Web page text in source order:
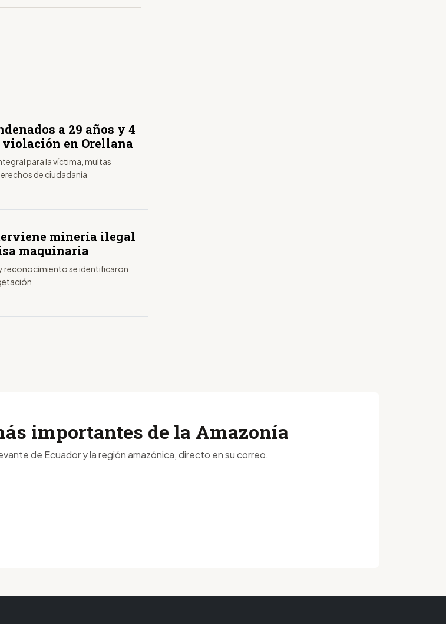
a 29 años y 4
en Orellana
para la víctima, multas
de ciudadanía
minería ilegal
maquinaria
reconocimiento se identificaron
importantes de la Amazonía
de Ecuador y la región amazónica, directo en su correo.